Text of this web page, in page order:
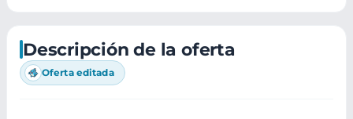
Descripción de la oferta
Oferta editada